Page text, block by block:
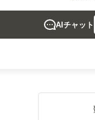
AIチャット